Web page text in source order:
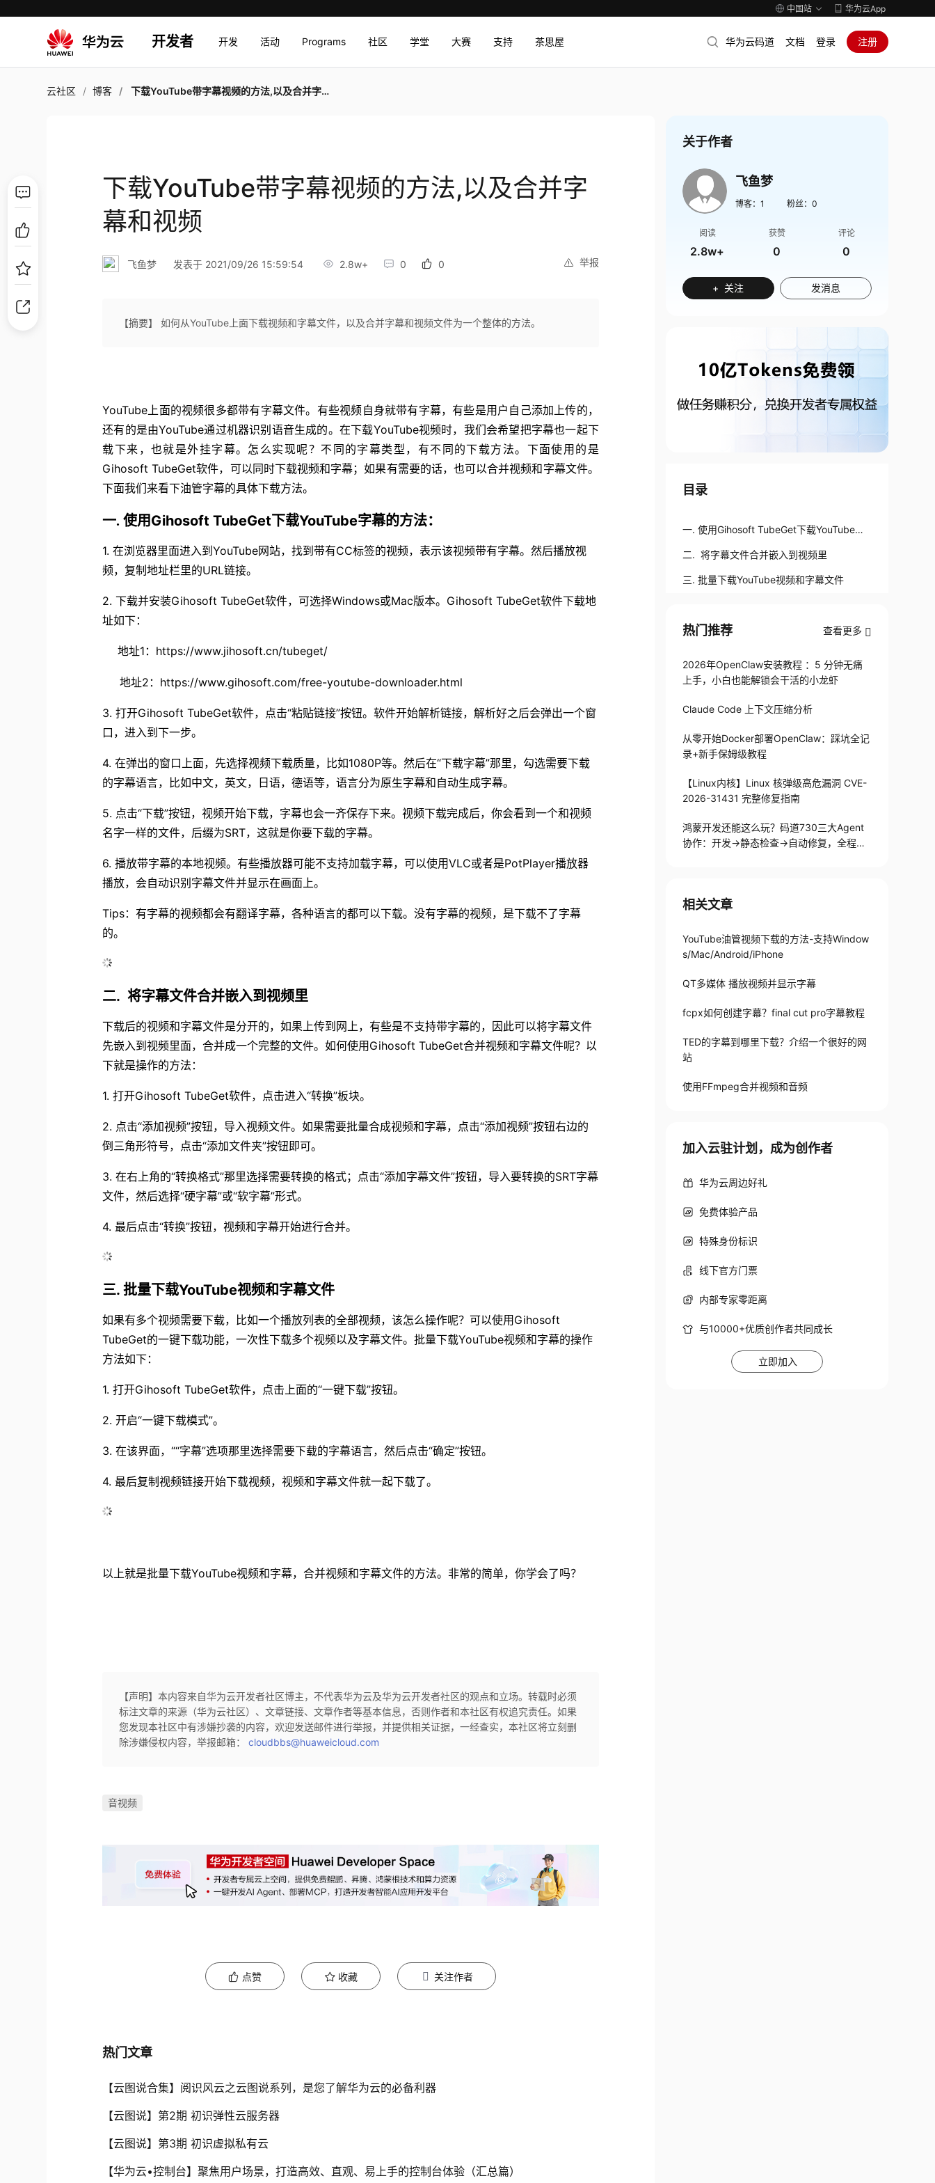
中国站 华为云App
开发者 开发 活动 Programs 社区 学堂 大赛 支持 茶思屋 华为云码道 文档 登录 注册
云社区 博客 下载YouTube带字幕视频的方法,以及合并字幕和视频
下载YouTube带字幕视频的方法,以及合并字
幕和视频
举报
飞鱼梦 发表于 2021/09/26 15:59:54 2.8w+ 0 0
【摘要】 如何从YouTube上面下载视频和字幕文件，以及合并字幕和视频文件为一个整体的方法。
YouTube上面的视频很多都带有字幕文件。有些视频自身就带有字幕，有些是用户自己添加上传的，
还有的是由YouTube通过机器识别语音生成的。在下载YouTube视频时，我们会希望把字幕也一起下
载下来，也就是外挂字幕。怎么实现呢？不同的字幕类型，有不同的下载方法。下面使用的是
Gihosoft TubeGet软件，可以同时下载视频和字幕；如果有需要的话，也可以合并视频和字幕文件。
下面我们来看下油管字幕的具体下载方法。
一.使用Gihosoft TubeGet下载YouTube字幕的方法：
1. 在浏览器里面进入到YouTube网站，找到带有CC标签的视频，表示该视频带有字幕。然后播放视
频，复制地址栏里的URL链接。
2. 下载并安装Gihosoft TubeGet软件，可选择Windows或Mac版本。Gihosoft TubeGet软件下载地
址如下：
地址1：https://www.jihosoft.cn/tubeget/
地址2：https://www.gihosoft.com/free-youtube-downloader.html
3. 打开Gihosoft TubeGet软件，点击“粘贴链接”按钮。软件开始解析链接，解析好之后会弹出一个窗
口，进入到下一步。
4. 在弹出的窗口上面，先选择视频下载质量，比如1080P等。然后在“下载字幕”那里，勾选需要下载
的字幕语言，比如中文，英文，日语，德语等，语言分为原生字幕和自动生成字幕。
5. 点击“下载”按钮，视频开始下载，字幕也会一齐保存下来。视频下载完成后，你会看到一个和视频
名字一样的文件，后缀为SRT，这就是你要下载的字幕。
6. 播放带字幕的本地视频。有些播放器可能不支持加载字幕，可以使用VLC或者是PotPlayer播放器
播放，会自动识别字幕文件并显示在画面上。
Tips：有字幕的视频都会有翻译字幕，各种语言的都可以下载。没有字幕的视频，是下载不了字幕
的。
二. 将字幕文件合并嵌入到视频里
下载后的视频和字幕文件是分开的，如果上传到网上，有些是不支持带字幕的，因此可以将字幕文件
先嵌入到视频里面，合并成一个完整的文件。如何使用Gihosoft TubeGet合并视频和字幕文件呢？以
下就是操作的方法：
1. 打开Gihosoft TubeGet软件，点击进入“转换”板块。
2. 点击“添加视频”按钮，导入视频文件。如果需要批量合成视频和字幕，点击“添加视频”按钮右边的
倒三角形符号，点击“添加文件夹”按钮即可。
3. 在右上角的“转换格式”那里选择需要转换的格式；点击“添加字幕文件”按钮，导入要转换的SRT字幕
文件，然后选择“硬字幕”或“软字幕”形式。
4. 最后点击“转换”按钮，视频和字幕开始进行合并。
三. 批量下载YouTube视频和字幕文件
如果有多个视频需要下载，比如一个播放列表的全部视频，该怎么操作呢？可以使用Gihosoft
TubeGet的一键下载功能，一次性下载多个视频以及字幕文件。批量下载YouTube视频和字幕的操作
方法如下：
1. 打开Gihosoft TubeGet软件，点击上面的“一键下载”按钮。
2. 开启“一键下载模式”。
3. 在该界面，““字幕”选项那里选择需要下载的字幕语言，然后点击“确定”按钮。
4. 最后复制视频链接开始下载视频，视频和字幕文件就一起下载了。
以上就是批量下载YouTube视频和字幕，合并视频和字幕文件的方法。非常的简单，你学会了吗？
【声明】本内容来自华为云开发者社区博主，不代表华为云及华为云开发者社区的观点和立场。转载时必须
标注文章的来源（华为云社区）、文章链接、文章作者等基本信息，否则作者和本社区有权追究责任。如果
您发现本社区中有涉嫌抄袭的内容，欢迎发送邮件进行举报，并提供相关证据，一经查实，本社区将立刻删
除涉嫌侵权内容，举报邮箱：cloudbbs@huaweicloud.com
音视频
点赞 收藏 关注作者
热门文章
【云图说合集】阅识风云之云图说系列，是您了解华为云的必备利器
【云图说】第2期 初识弹性云服务器
【云图说】第3期 初识虚拟私有云
【华为云•控制台】聚焦用户场景，打造高效、直观、易上手的控制台体验（汇总篇）
关于作者
飞鱼梦
博客： 1 粉丝： 0
阅读
2.8w+
获赞
0
评论
0
+ 关注 发消息
目录
一. 使用Gihosoft TubeGet下载YouTube字
幕的方法：
二. 将字幕文件合并嵌入到视频里
三. 批量下载YouTube视频和字幕文件
热门推荐 查看更多
2026年OpenClaw安装教程 ：5 分钟无痛
上手，小白也能解锁会干活的小龙虾
Claude Code 上下文压缩分析
从零开始Docker部署OpenClaw：踩坑全记
录+新手保姆级教程
【Linux内核】Linux 核弹级高危漏洞 CVE-
2026-31431 完整修复指南
鸿蒙开发还能这么玩？码道730三大Agent
协作：开发→静态检查→自动修复，全程不
相关文章
YouTube油管视频下载的方法-支持Window
s/Mac/Android/iPhone
QT多媒体 播放视频并显示字幕
fcpx如何创建字幕？final cut pro字幕教程
TED的字幕到哪里下载？介绍一个很好的网
站
使用FFmpeg合并视频和音频
加入云驻计划，成为创作者
华为云周边好礼
免费体验产品
特殊身份标识
线下官方门票
内部专家零距离
与10000+优质创作者共同成长
立即加入